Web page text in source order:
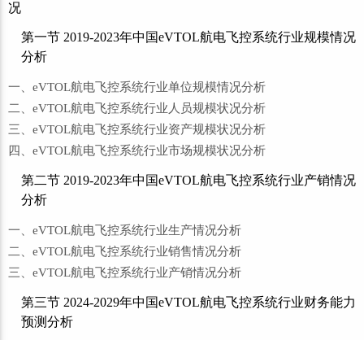
况
第一节 2019-2023年中国eVTOL航电飞控系统行业规模情况
分析
一、eVTOL航电飞控系统行业单位规模情况分析
二、eVTOL航电飞控系统行业人员规模状况分析
三、eVTOL航电飞控系统行业资产规模状况分析
四、eVTOL航电飞控系统行业市场规模状况分析
第二节 2019-2023年中国eVTOL航电飞控系统行业产销情况
分析
一、eVTOL航电飞控系统行业生产情况分析
二、eVTOL航电飞控系统行业销售情况分析
三、eVTOL航电飞控系统行业产销情况分析
第三节 2024-2029年中国eVTOL航电飞控系统行业财务能力
预测分析